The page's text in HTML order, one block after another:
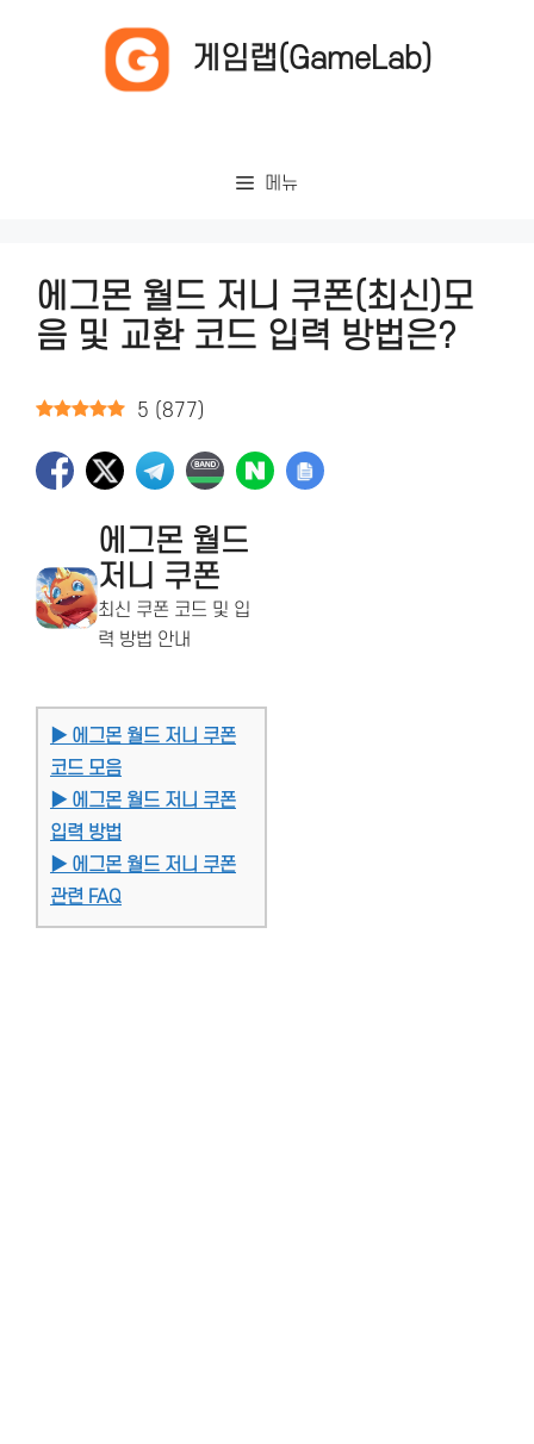
게임랩(GameLab)
메뉴
에그몬 월드 저니 쿠폰(최신)모
음 및 교환 코드 입력 방법은?
5 (877)
에그몬 월드
저니 쿠폰
최신 쿠폰 코드 및 입
력 방법 안내
▶ 에그몬 월드 저니 쿠폰
코드 모음
▶ 에그몬 월드 저니 쿠폰
입력 방법
▶ 에그몬 월드 저니 쿠폰
관련 FAQ